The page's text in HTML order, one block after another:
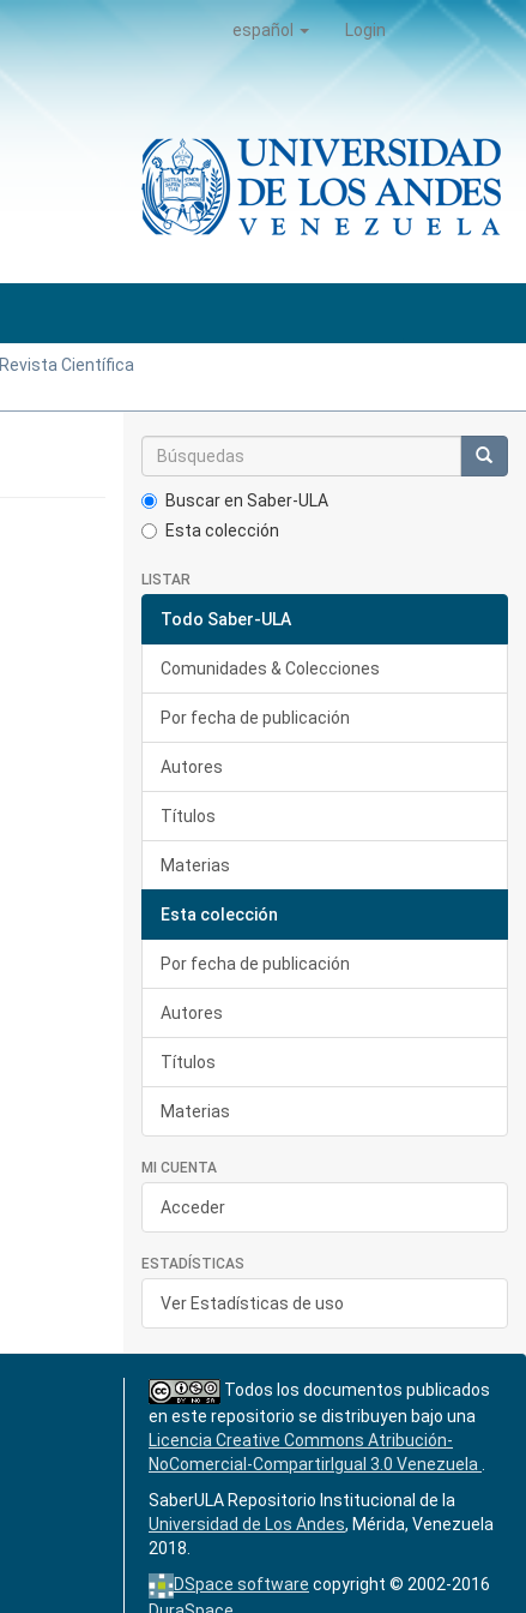
español Login
Revista Científica
Buscar en Saber-ULA
Esta colección
LISTAR
Todo Saber-ULA
Comunidades & Colecciones
Por fecha de publicación
Autores
Títulos
Materias
Esta colección
Por fecha de publicación
Autores
Títulos
Materias
MI CUENTA
Acceder
ESTADÍSTICAS
Ver Estadísticas de uso
Todos los documentos publicados
en este repositorio se distribuyen bajo una
Licencia Creative Commons Atribución-
NoComercial-CompartirIgual 3.0 Venezuela
SaberULA Repositorio Institucional de la
Universidad de Los Andes, Mérida, Venezuela
2018.
DSpace software copyright © 2002-2016